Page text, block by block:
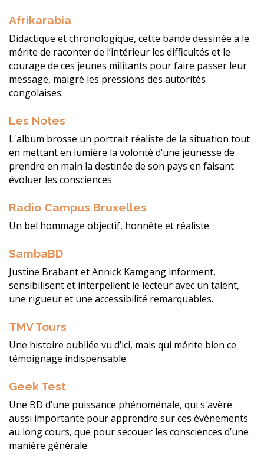
Afrikarabia
Didactique et chronologique, cette bande dessinée a le
mérite de raconter de l’intérieur les difficultés et le
courage de ces jeunes militants pour faire passer leur
message, malgré les pressions des autorités
congolaises.
Les Notes
L'album brosse un portrait réaliste de la situation tout
en mettant en lumière la volonté d’une jeunesse de
prendre en main la destinée de son pays en faisant
évoluer les consciences
Radio Campus Bruxelles
Un bel hommage objectif, honnête et réaliste.
SambaBD
Justine Brabant et Annick Kamgang informent,
sensibilisent et interpellent le lecteur avec un talent,
une rigueur et une accessibilité remarquables.
TMV Tours
Une histoire oubliée vu d’ici, mais qui mérite bien ce
témoignage indispensable.
Geek Test
Une BD d’une puissance phénoménale, qui s'avère
aussi importante pour apprendre sur ces évènements
au long cours, que pour secouer les consciences d’une
manière générale.